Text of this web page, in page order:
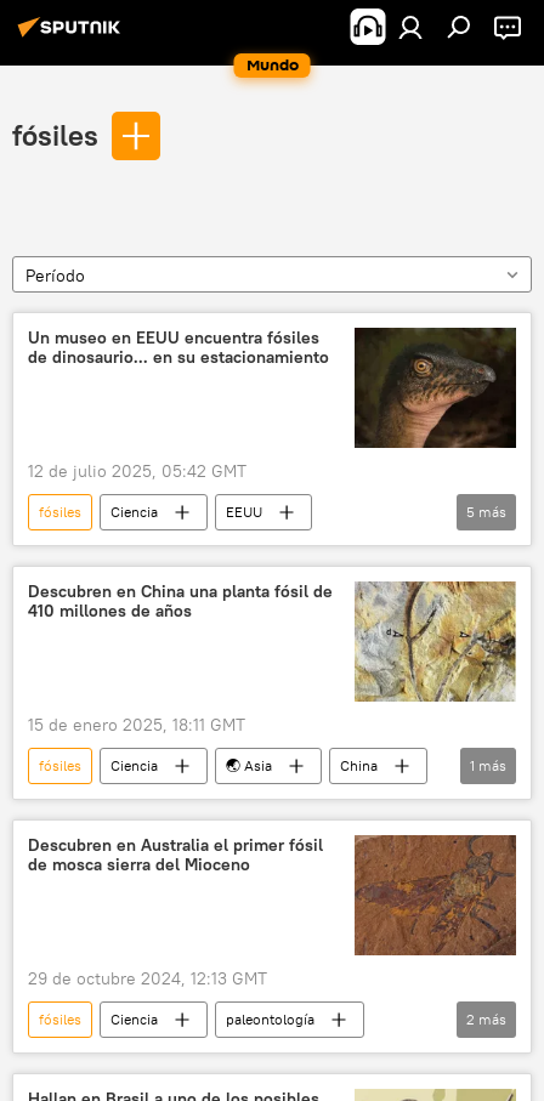
Mundo
fósiles
Período
Un museo en EEUU encuentra fósiles
de dinosaurio... en su estacionamiento
12 de julio 2025, 05:42 GMT
fósiles Ciencia
EEUU
Albuquerque
🎭 Arte y cultura
Denver
dinosaurios asombroso
5 más
Descubren en China una planta fósil de
410 millones de años
15 de enero 2025, 18:11 GMT
fósiles Ciencia 🌏 Asia
China
plantas
1 más
Descubren en Australia el primer fósil
de mosca sierra del Mioceno
29 de octubre 2024, 12:13 GMT
fósiles Ciencia
paleontología
Australia
Nueva Gales del Sur
2 más